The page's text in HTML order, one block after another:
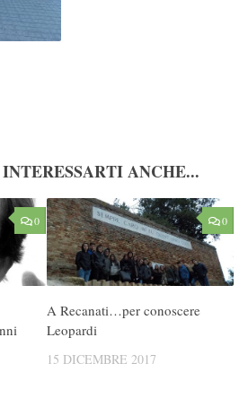
ANCHE...
0 0
A Recanati…per conoscere
Leopardi
15 DICEMBRE 2017